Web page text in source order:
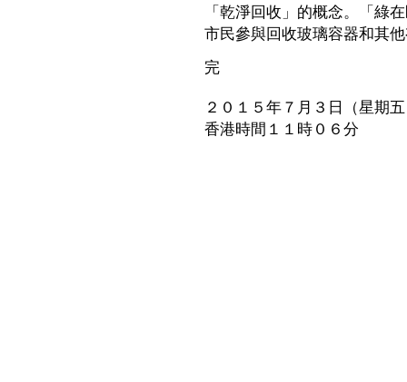
「乾淨回收」的概念。「綠
市民參與回收玻璃容器和其
完
２０１５年７月３日（星期
香港時間１１時０６分